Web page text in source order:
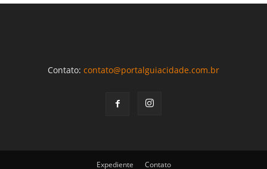
Contato: contato@portalguiacidade.com.br
Expediente Contato